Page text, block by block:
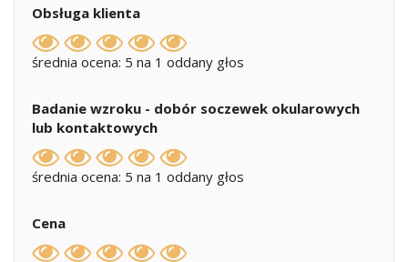
Obsługa klienta
średnia ocena: 5 na 1 oddany głos
Badanie wzroku - dobór soczewek okularowych
lub kontaktowych
średnia ocena: 5 na 1 oddany głos
Cena